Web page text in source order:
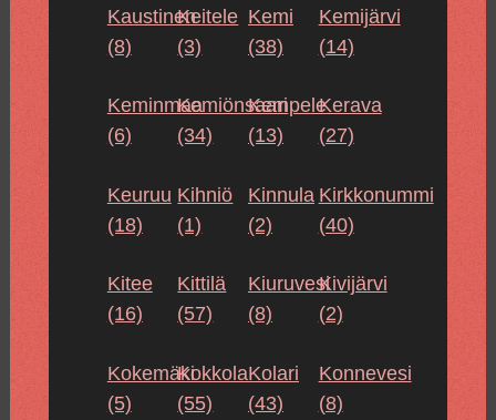
Kaustinen
(8)
Keitele
(3)
Kemi
(38)
Kemijärvi
(14)
Keminmaa
(6)
Kemiönsaari
(34)
Kempele
(13)
Kerava
(27)
Keuruu
(18)
Kihniö
(1)
Kinnula
(2)
Kirkkonummi
(40)
Kitee
(16)
Kittilä
(57)
Kiuruvesi
(8)
Kivijärvi
(2)
Kokemäki
(5)
Kokkola
(55)
Kolari
(43)
Konnevesi
(8)